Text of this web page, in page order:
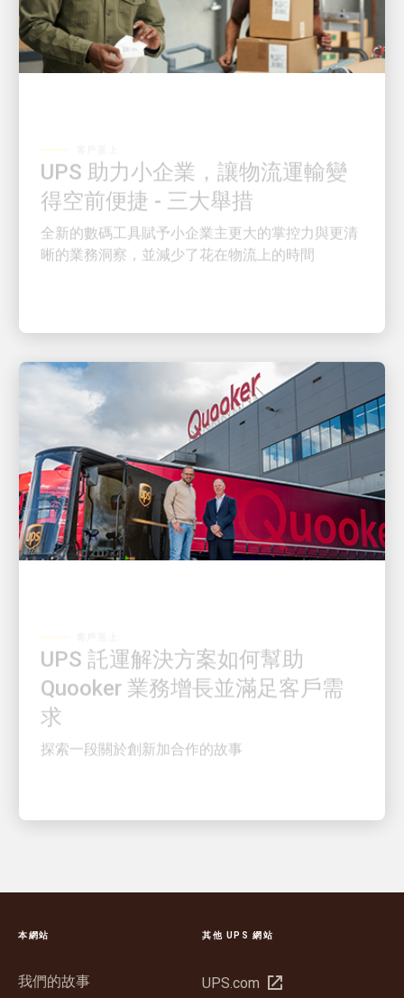
得空前便捷 - 三大舉措
全新的數碼工具賦予小企業主更大的掌控力與更清
晰的業務洞察，並減少了花在物流上的時間
Quooker 業務增長並滿足客戶需
求
探索一段關於創新加合作的故事
本網站
我們的故事
其他 UPS 網站
UPS.com
在